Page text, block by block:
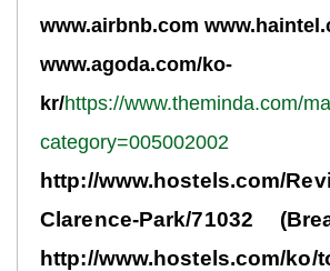
www.airbnb.com
www.agoda.com/ko-
kr/https://www.theminda.com/
category=005002002
http://www.hostels.com/
Clarence-Park/71032
http://www.hostels.com/ko/